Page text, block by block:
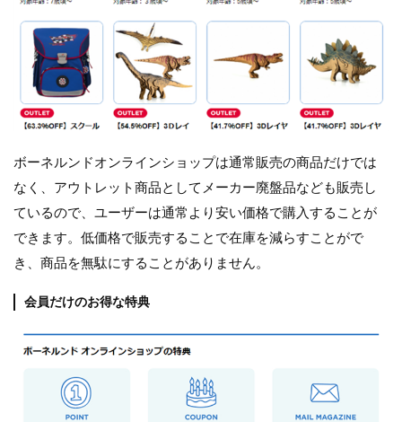
ボーネルンドオンラインショップは通常販売の商品だけでは
なく、アウトレット商品としてメーカー廃盤品なども販売し
ているので、ユーザーは通常より安い価格で購入することが
できます。低価格で販売することで在庫を減らすことがで
き、商品を無駄にすることがありません。
会員だけのお得な特典